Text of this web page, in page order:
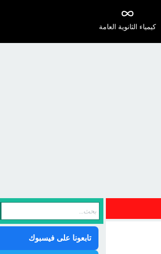
كيمياء الثانوية العامة
تابعونا على فيسبوك